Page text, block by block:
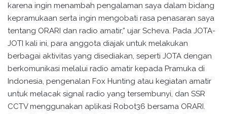
karena ingin menambah pengalaman saya dalam bidang
kepramukaan serta ingin mengobati rasa penasaran saya
tentang ORARI dan radio amatir,” ujar Scheva. Pada JOTA-
JOTI kali ini, para anggota diajak untuk melakukan
berbagai aktivitas yang disediakan, seperti JOTA dengan
berkomunikasi melalui radio amatir kepada Pramuka di
Indonesia, pengenalan Fox Hunting atau kegiatan amatir
untuk melacak signal radio yang tersembunyi, dan SSR
CCTV menggunakan aplikasi Robot36 bersama ORARI.